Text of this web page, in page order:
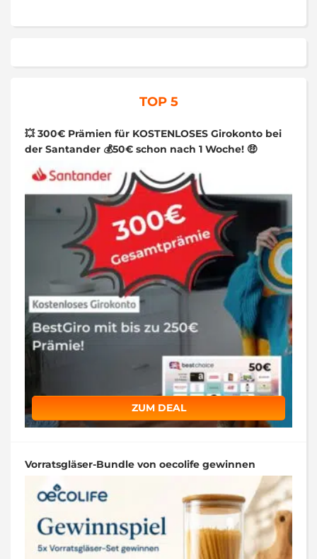
TOP 5
💥 300€ Prämien für KOSTENLOSES Girokonto bei
der Santander 💰50€ schon nach 1 Woche! 🤑
ZUM DEAL
Vorratsgläser-Bundle von oecolife gewinnen